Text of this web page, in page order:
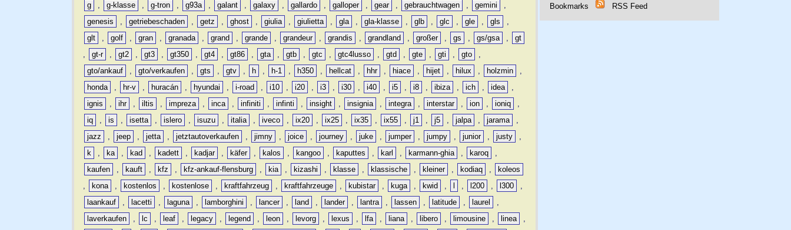
g
, g-klasse , g-tron , g93a , galant , galaxy , gallardo , galloper , gear , gebrauchtwagen , gemini
,
genesis
, getriebeschaden , getz , ghost , giulia , giulietta , gla , gla-klasse , glb , glc , gle , gls
,
glt
, golf , gran , granada , grand , grande , grandeur , grandis , grandland , großer , gs , gs/gsa ,
gt
,
gt-r , gt2 , gt3 , gt350 , gt4 , gt86 , gta , gtb , gtc , gtc4lusso , gtd , gte , gti , gto
,
gto/ankauf
, gto/verkaufen , gts , gtv , h , h-1 , h350 , hellcat , hhr , hiace , hijet , hilux , holzmin
,
honda
, hr-v , huracán , hyundai , i-road , i10 , i20 , i3 , i30 , i40 , i5 , i8 , ibiza , ich , idea
,
ignis
, ihr , iltis , impreza , inca , infiniti , infinti , insight , insignia , integra , interstar , ion , ioniq
,
iq
, is , isetta , islero , isuzu , italia , iveco , ix20 , ix25 , ix35 , ix55 , j1 , j5 , jalpa , jarama
,
jazz
, jeep , jetta , jetztautoverkaufen , jimny , joice , journey , juke , jumper , jumpy , junior , justy
,
k
, ka , kad , kadett , kadjar , käfer , kalos , kangoo , kaputtes , karl , karmann-ghia , karoq
,
kaufen
, kauft , kfz , kfz-ankauf-flensburg , kia , kizashi , klasse , klassische , kleiner , kodiaq ,
koleos
,
kona , kostenlos , kostenlose , kraftfahrzeug , kraftfahrzeuge , kubistar , kuga , kwid , , l200 , l300
,
laankauf
, lacetti , laguna , lamborghini , lancer , land , lander , lantra , lassen , latitude , laurel
,
laverkaufen
, lc , leaf , legacy , legend , leon , levorg , lexus , lfa , liana , libero , limousine , linea
,
Bookmarks RSS Feed